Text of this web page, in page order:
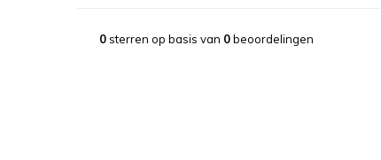
0sterren op basis van 0beoordelingen